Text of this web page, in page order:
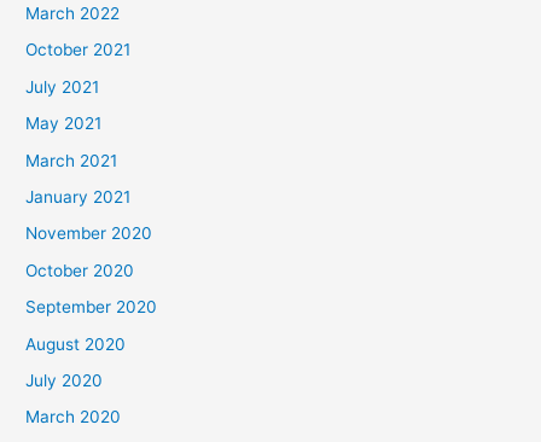
March 2022
October 2021
July 2021
May 2021
March 2021
January 2021
November 2020
October 2020
September 2020
August 2020
July 2020
March 2020